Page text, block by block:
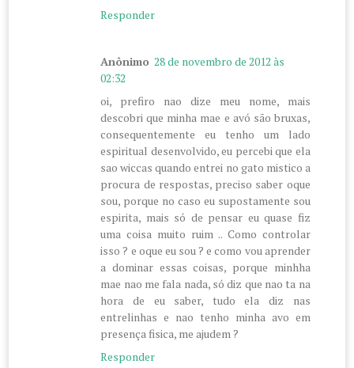
Responder
Anônimo 28 de novembro de 2012 às
02:32
oi, prefiro nao dize meu nome, mais
descobri que minha mae e avó são bruxas,
consequentemente eu tenho um lado
espiritual desenvolvido, eu percebi que ela
sao wiccas quando entrei no gato mistico a
procura de respostas, preciso saber oque
sou, porque no caso eu supostamente sou
espirita, mais só de pensar eu quase fiz
uma coisa muito ruim .. Como controlar
isso ? e oque eu sou ? e como vou aprender
a dominar essas coisas, porque minhha
mae nao me fala nada, só diz que nao ta na
hora de eu saber, tudo ela diz nas
entrelinhas e nao tenho minha avo em
presença fisica, me ajudem ?
Responder